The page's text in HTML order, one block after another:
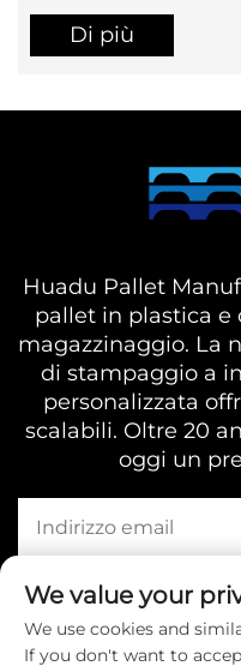
Migliora l’efficienza
ora le soluzioni.
Di più
Huadu Pallet
pallet in plastica
magazzinaggio. La
di stampaggio a
personalizzata
scalabili. Oltre 20
oggi un
Indirizzo:
We value your
We use cookies and
If you don't want to